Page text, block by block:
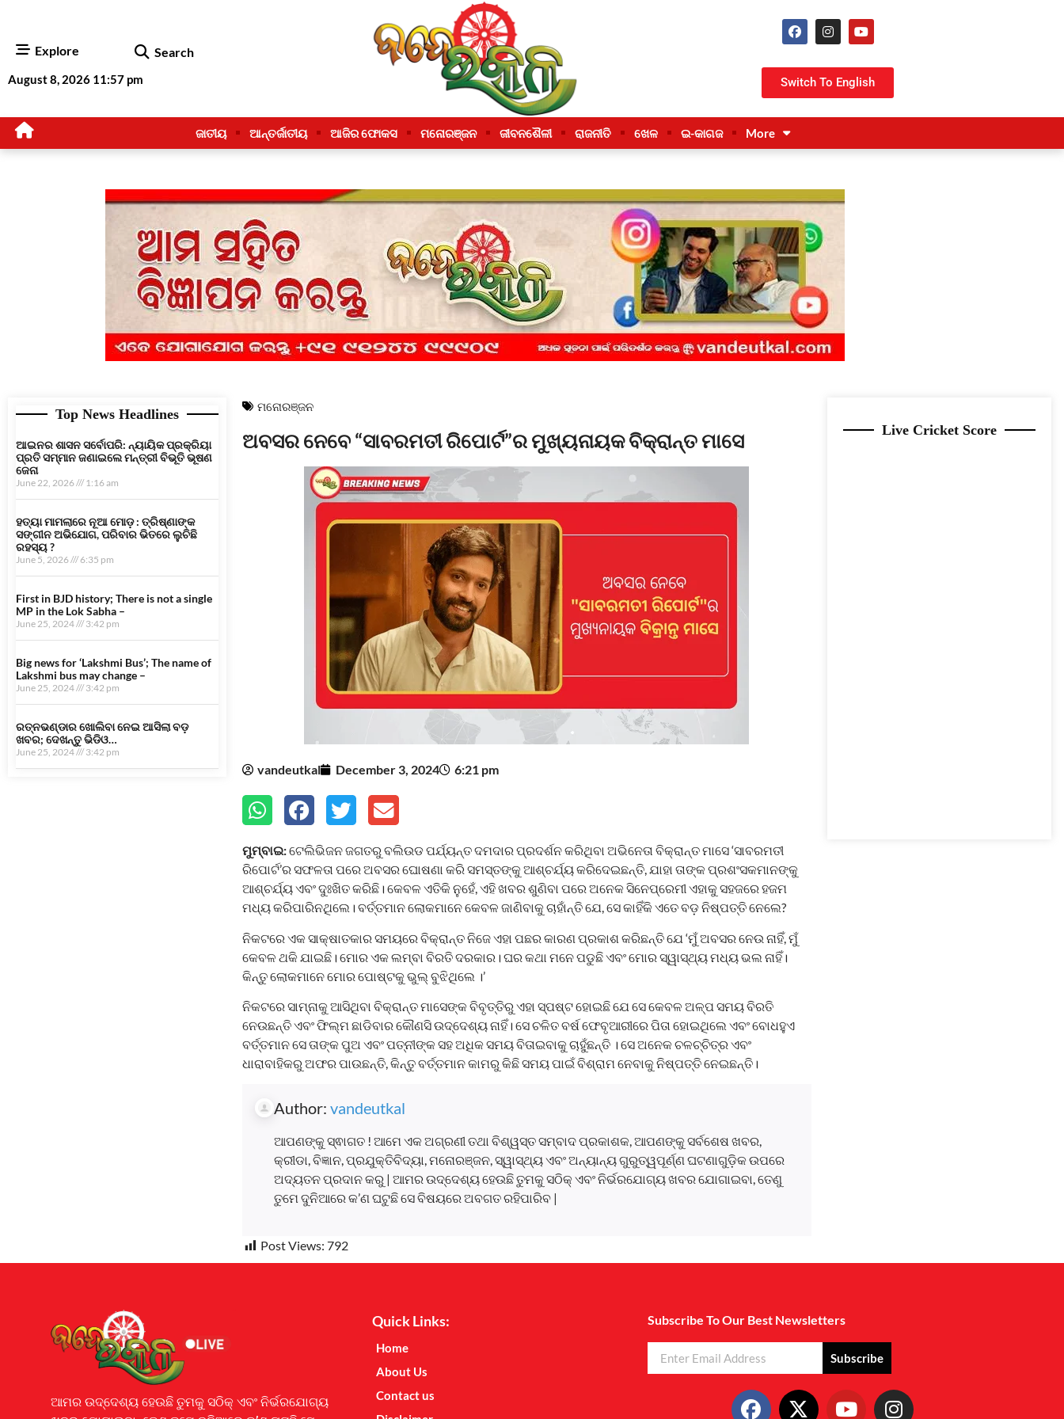
Explore Search
August 8, 2026 11:57 pm Switch To English
ଜାତୀୟ ଆନ୍ତର୍ଜାତୀୟ ଆଜିର ଫୋକସ ମନୋରଞ୍ଜନ ଜୀବନଶୈଳୀ ରାଜନୀତି ଖେଳ ଇ-କାଗଜ More
Top News Headlines
ଆଇନର ଶାସନ ସର୍ବୋପରି: ନ୍ୟାୟିକ ପ୍ରକ୍ରିୟା
ପ୍ରତି ସମ୍ମାନ ଜଣାଇଲେ ମନ୍ତ୍ରୀ ବିଭୂତି ଭୂଷଣ
ଜେନା
June 22, 2026 1:16 am
ହତ୍ୟା ମାମଲାରେ ନୂଆ ମୋଡ଼ : ତ୍ରିଷ୍ଣାଙ୍କ
ସଙ୍ଗୀନ ଅଭିଯୋଗ, ପରିବାର ଭିତରେ ଲୁଚିଛି
ରହସ୍ୟ ?
June 5, 2026 6:35 pm
First in BJD history; There is not a single
MP in the Lok Sabha –
June 25, 2024 3:42 pm
Big news for ‘Lakshmi Bus’; The name of
Lakshmi bus may change –
June 25, 2024 3:42 pm
ରତ୍ନଭଣ୍ଡାର ଖୋଲିବା ନେଇ ଆସିଲା ବଡ଼
ଖବର; ଦେଖନ୍ତୁ ଭିଡିଓ…
June 25, 2024 3:42 pm
ମନୋରଞ୍ଜନ
ଅବସର ନେବେ “ସାବରମତୀ ରିପୋର୍ଟ”ର ମୁଖ୍ୟନାୟକ ବିକ୍ରାନ୍ତ ମାସେ
vandeutkal December 3, 2024 6:21 pm
ମୁମ୍ବାଇ:ଟେଲିଭିଜନ ଜଗତରୁ ବଲିଉଡ ପର୍ଯ୍ୟନ୍ତ ଦମଦାର ପ୍ରଦର୍ଶନ କରିଥିବା ଅଭିନେତା ବିକ୍ରାନ୍ତ ମାସେ ‘ସାବରମତୀ
ରିପୋର୍ଟ’ର ସଫଳତା ପରେ ଅବସର ଘୋଷଣା କରି ସମସ୍ତଙ୍କୁ ଆଶ୍ଚର୍ଯ୍ୟ କରିଦେଇଛନ୍ତି, ଯାହା ତାଙ୍କ ପ୍ରଶଂସକମାନଙ୍କୁ
ଆଶ୍ଚର୍ଯ୍ୟ ଏବଂ ଦୁଃଖିତ କରିଛି। କେବଳ ଏତିକି ନୁହେଁ, ଏହି ଖବର ଶୁଣିବା ପରେ ଅନେକ ସିନେପ୍ରେମୀ ଏହାକୁ ସହଜରେ ହଜମ
ମଧ୍ୟ କରିପାରିନଥିଲେ। ବର୍ତ୍ତମାନ ଲୋକମାନେ କେବଳ ଜାଣିବାକୁ ଚାହାଁନ୍ତି ଯେ, ସେ କାହିଁକି ଏତେ ବଡ଼ ନିଷ୍ପତ୍ତି ନେଲେ?
ନିକଟରେ ଏକ ସାକ୍ଷାତକାର ସମୟରେ ବିକ୍ରାନ୍ତ ନିଜେ ଏହା ପଛର କାରଣ ପ୍ରକାଶ କରିଛନ୍ତି ଯେ ‘ମୁଁ ଅବସର ନେଉ ନାହିଁ, ମୁଁ
କେବଳ ଥକି ଯାଇଛି। ମୋର ଏକ ଲମ୍ବା ବିରତି ଦରକାର। ଘର କଥା ମନେ ପଡୁଛି ଏବଂ ମୋର ସ୍ୱାସ୍ଥ୍ୟ ମଧ୍ୟ ଭଲ ନାହିଁ।
କିନ୍ତୁ ଲୋକମାନେ ମୋର ପୋଷ୍ଟକୁ ଭୁଲ୍ ବୁଝିଥିଲେ ।’
ନିକଟରେ ସାମ୍ନାକୁ ଆସିଥିବା ବିକ୍ରାନ୍ତ ମାସେଙ୍କ ବିବୃତ୍ତିରୁ ଏହା ସ୍ପଷ୍ଟ ହୋଇଛି ଯେ ସେ କେବଳ ଅଳ୍ପ ସମୟ ବିରତି
ନେଉଛନ୍ତି ଏବଂ ଫିଲ୍ମ ଛାଡିବାର କୌଣସି ଉଦ୍ଦେଶ୍ୟ ନାହିଁ। ସେ ଚଳିତ ବର୍ଷ ଫେବୃଆରୀରେ ପିତା ହୋଇଥିଲେ ଏବଂ ବୋଧହୁଏ
ବର୍ତ୍ତମାନ ସେ ତାଙ୍କ ପୁଅ ଏବଂ ପତ୍ନୀଙ୍କ ସହ ଅଧିକ ସମୟ ବିତାଇବାକୁ ଚାହୁଁଛନ୍ତି । ସେ ଅନେକ ଚଳଚ୍ଚିତ୍ର ଏବଂ
ଧାରାବାହିକରୁ ଅଫର ପାଉଛନ୍ତି, କିନ୍ତୁ ବର୍ତ୍ତମାନ କାମରୁ କିଛି ସମୟ ପାଇଁ ବିଶ୍ରାମ ନେବାକୁ ନିଷ୍ପତ୍ତି ନେଇଛନ୍ତି।
Author: vandeutkal
ଆପଣଙ୍କୁ ସ୍ଵାଗତ ! ଆମେ ଏକ ଅଗ୍ରଣୀ ତଥା ବିଶ୍ୱସ୍ତ ସମ୍ବାଦ ପ୍ରକାଶକ, ଆପଣଙ୍କୁ ସର୍ବଶେଷ ଖବର,
କ୍ରୀଡା, ବିଜ୍ଞାନ, ପ୍ରଯୁକ୍ତିବିଦ୍ୟା, ମନୋରଞ୍ଜନ, ସ୍ୱାସ୍ଥ୍ୟ ଏବଂ ଅନ୍ୟାନ୍ୟ ଗୁରୁତ୍ୱପୂର୍ଣ୍ଣ ଘଟଣାଗୁଡ଼ିକ ଉପରେ
ଅଦ୍ୟତନ ପ୍ରଦାନ କରୁ | ଆମର ଉଦ୍ଦେଶ୍ୟ ହେଉଛି ତୁମକୁ ସଠିକ୍ ଏବଂ ନିର୍ଭରଯୋଗ୍ୟ ଖବର ଯୋଗାଇବା, ତେଣୁ
ତୁମେ ଦୁନିଆରେ କ’ଣ ଘଟୁଛି ସେ ବିଷୟରେ ଅବଗତ ରହିପାରିବ |
Post Views: 792
Live Cricket Score
ଆମର ଉଦ୍ଦେଶ୍ୟ ହେଉଛି ତୁମକୁ ସଠିକ୍ ଏବଂ ନିର୍ଭରଯୋଗ୍ୟ
Quick Links:
Home
About Us
Contact us
Subscribe To Our Best Newsletters
Subscribe